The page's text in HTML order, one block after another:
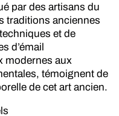
par des artisans du
traditions anciennes
et de
d’émail
modernes aux
témoignent de
de cet art ancien.